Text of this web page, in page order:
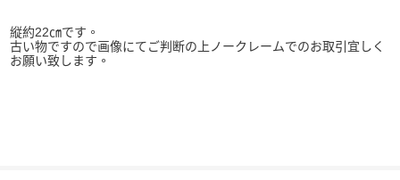
縦約22㎝です。
古い物ですので画像にてご判断の上ノークレームでのお取引宜しく
お願い致します。